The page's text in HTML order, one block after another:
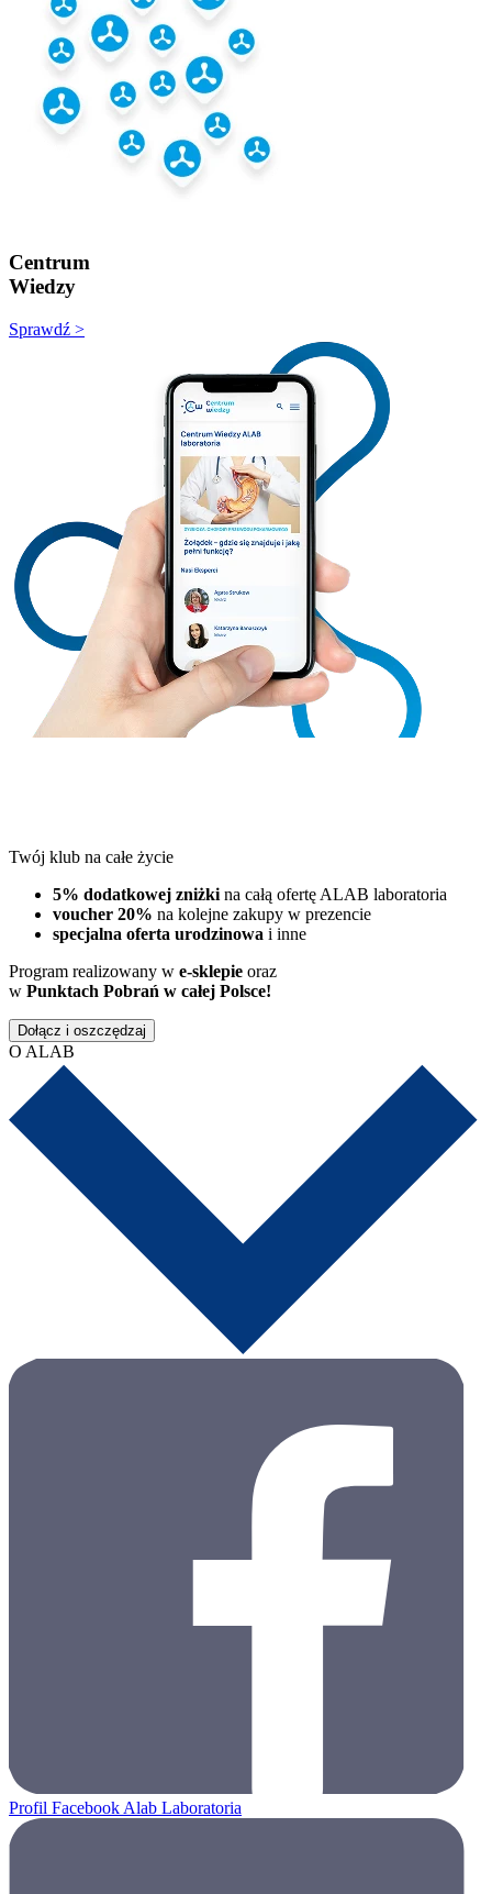
Centrum
Wiedzy
Sprawdź >
Twój klub na całe życie
5% dodatkowej zniżki na całą ofertę ALAB laboratoria
voucher 20% na kolejne zakupy w prezencie
specjalna oferta urodzinowa i inne
Program realizowany w e-sklepie oraz
w Punktach Pobrań w całej Polsce!
Dołącz i oszczędzaj
O ALAB
Profil Facebook Alab Laboratoria